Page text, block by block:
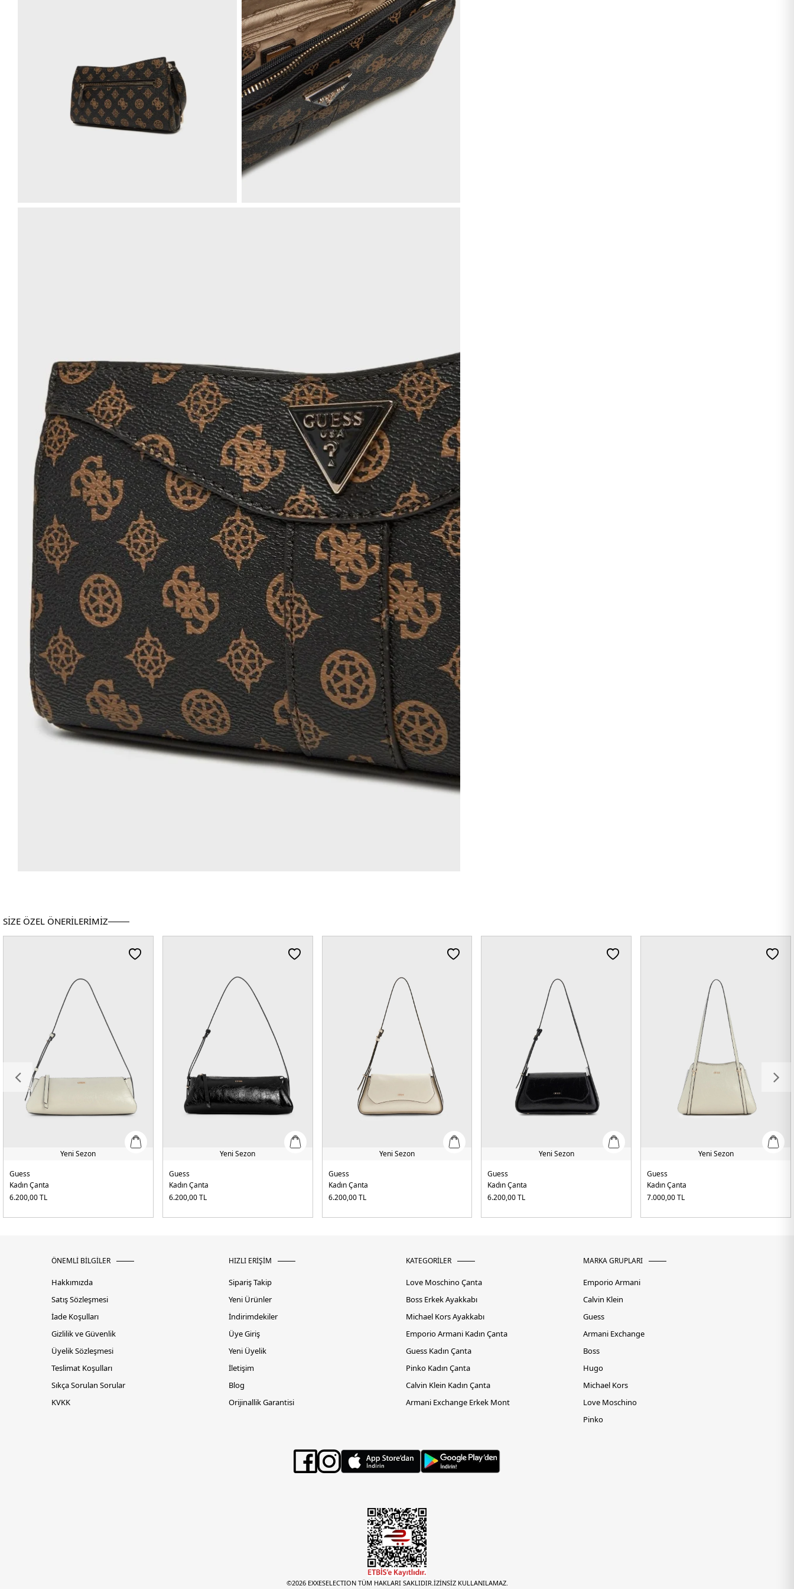
SİZE ÖZEL ÖNERİLERİMİZ
Yeni Sezon
Guess
Kadın Çanta
6.200,00TL
Yeni Sezon
Guess
Kadın Çanta
6.200,00TL
Yeni Sezon
Guess
Kadın Çanta
6.200,00TL
Yeni Sezon
Guess
Kadın Çanta
6.200,00TL
Yeni Sezon
Guess
Kadın Çanta
7.000,00TL
ÖNEMLİ BİLGİLER
Hakkımızda
Satış Sözleşmesi
İade Koşulları
Gizlilik ve Güvenlik
Üyelik Sözleşmesi
Teslimat Koşulları
Sıkça Sorulan Sorular
KVKK
HIZLI ERİŞİM
Sipariş Takip
Yeni Ürünler
İndirimdekiler
Üye Giriş
Yeni Üyelik
İletişim
Blog
Orijinallik Garantisi
KATEGORİLER
Love Moschino Çanta
Boss Erkek Ayakkabı
Michael Kors Ayakkabı
Emporio Armani Kadın Çanta
Guess Kadın Çanta
Pinko Kadın Çanta
Calvin Klein Kadın Çanta
Armani Exchange Erkek Mont
MARKA GRUPLARI
Emporio Armani
Calvin Klein
Guess
Armani Exchange
Boss
Hugo
Michael Kors
Love Moschino
Pinko
©2026 EXXESELECTION TÜM HAKLARI SAKLIDIR.İZİNSİZ KULLANILAMAZ.